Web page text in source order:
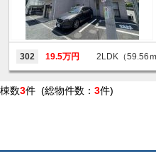
302 19.5万円 2LDK（59.56
棟数3件 (総物件数： 3件)